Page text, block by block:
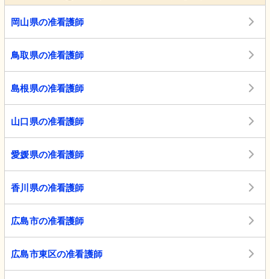
岡山県の准看護師
鳥取県の准看護師
島根県の准看護師
山口県の准看護師
愛媛県の准看護師
香川県の准看護師
広島市の准看護師
広島市東区の准看護師